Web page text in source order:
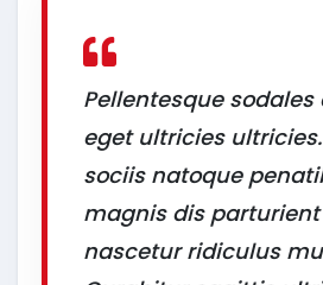
Pellentesque sodales
eget ultricies
sociis natoque
magnis dis
nascetur ridiculus